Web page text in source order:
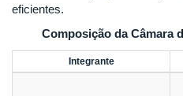
eficientes.
Composição da Câmara
Integrante